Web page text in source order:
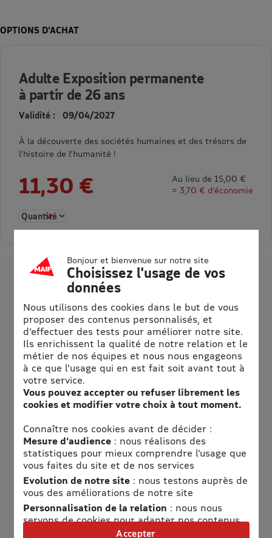
OPTIONS D’ACHAT
Adulte Exposition permanente
à partir de 26 ans
Validité : 09/04/2027
À la découverte des sociétés humaines et des trésors de
l’histoire de l’humanité !
11,30 €
Au lieu de 15,00 €
= 3,70 € d’économie
Sélectionner la quantité pour Adulte Exposition permanente
Informations pratiques
Téléphone
01 44 05 72 72
Adresse
Musée de l'Homme
17 Place du Trocadéro
75016 Paris
Bonjour et bienvenue sur notre site
Choisissez l'usage de vos
données
Nous utilisons des cookies dans le but de vous
proposer des contenus personnalisés, et
d'effectuer des tests pour améliorer notre site.
Ils enrichissent la qualité de notre relation et le
métier de nos équipes et nous nous engageons
à ce que l'usage qui en est fait soit avant tout à
votre service.
Vous pouvez accepter ou refuser librement les
cookies et modifier votre choix à tout moment.
Connaître nos cookies avant de décider :
Mesure d’audience: nous réalisons des
statistiques pour mieux comprendre l’usage que
vous faites du site et de nos services
Evolution de notre site: nous testons auprès de
vous des améliorations de notre site
Personnalisation de la relation : nous nous
servons de cookies pour adapter nos contenus
et personnaliser nos offres
Accepter